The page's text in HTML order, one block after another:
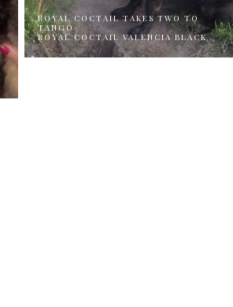
ROYAL COCTAIL TAKES TWO TO
TANGO
ROYAL COCTAIL VALENCIA BLACK